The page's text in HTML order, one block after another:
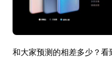
和大家预测的相差多少？看